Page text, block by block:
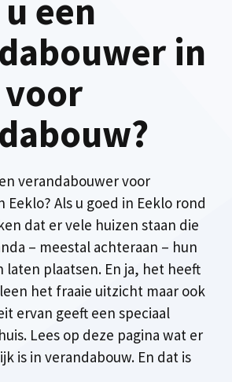
een
in
verandabouwer voor
Eeklo? Als u goed in Eeklo rond
dat er vele huizen staan die
– meestal achteraan – hun
plaatsen. En ja, het heeft
het fraaie uitzicht maar ook
ervan geeft een speciaal
Lees op deze pagina wat er
is in verandabouw. En dat is